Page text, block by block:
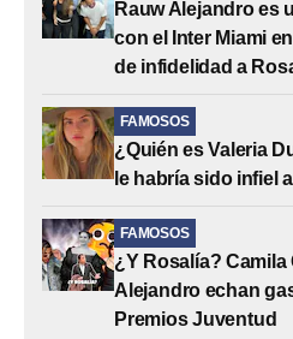
Rauw Alejandro es
con el Inter Miami
de infidelidad a
FAMOSOS
¿Quién es Valeria
le habría sido infiel
FAMOSOS
¿Y Rosalía? Camila
Alejandro echan
Premios Juventud